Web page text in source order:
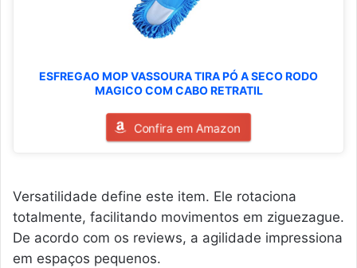
ESFREGAO MOP VASSOURA TIRA PÓ A SECO RODO
MAGICO COM CABO RETRATIL
Confira em Amazon
Versatilidade define este item. Ele rotaciona
totalmente, facilitando movimentos em ziguezague.
De acordo com os reviews, a agilidade impressiona
em espaços pequenos.